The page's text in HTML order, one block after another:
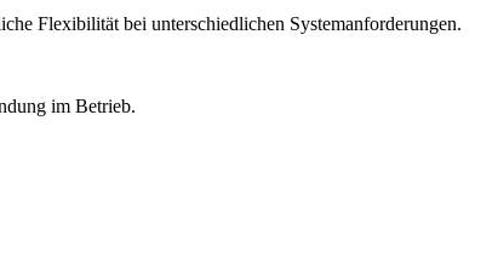
Flexibilität bei unterschiedlichen Systemanforderungen.
im Betrieb.